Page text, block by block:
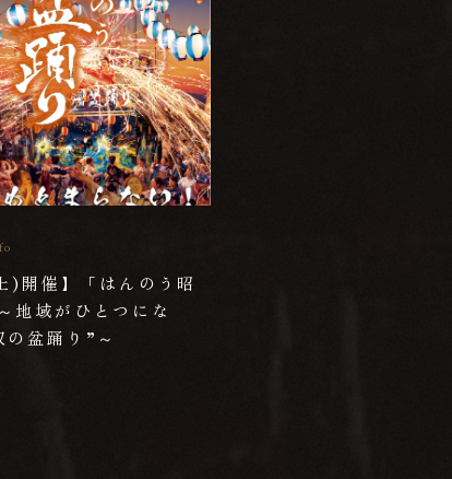
)開催】「はんのう昭
地域がひとつにな
の盆踊り”～